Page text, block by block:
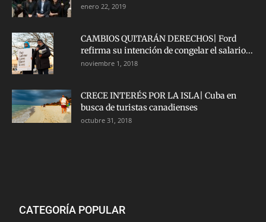
enero 22, 2019
CAMBIOS QUITARÁN DERECHOS| Ford
refirma su intención de congelar el salario...
noviembre 1, 2018
CRECE INTERÉS POR LA ISLA| Cuba en
busca de turistas canadienses
octubre 31, 2018
CATEGORÍA POPULAR